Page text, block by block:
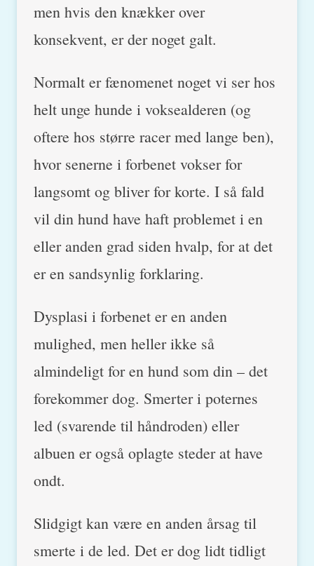
men hvis den knækker over
konsekvent, er der noget galt.
Normalt er fænomenet noget vi ser hos
helt unge hunde i voksealderen (og
oftere hos større racer med lange ben),
hvor senerne i forbenet vokser for
langsomt og bliver for korte. I så fald
vil din hund have haft problemet i en
eller anden grad siden hvalp, for at det
er en sandsynlig forklaring.
Dysplasi i forbenet er en anden
mulighed, men heller ikke så
almindeligt for en hund som din – det
forekommer dog. Smerter i poternes
led (svarende til håndroden) eller
albuen er også oplagte steder at have
ondt.
Slidgigt kan være en anden årsag til
smerte i de led. Det er dog lidt tidligt